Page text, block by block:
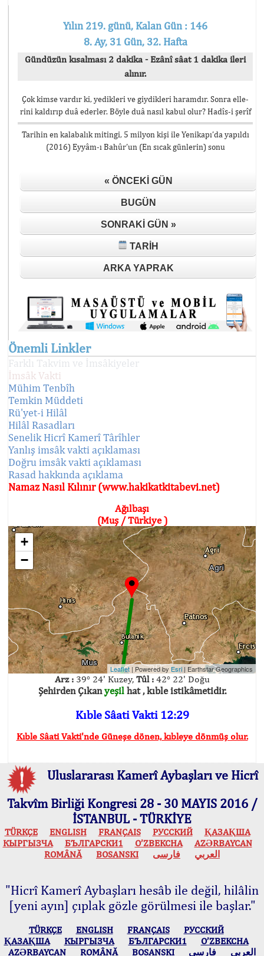
Yılın 219. günü, Kalan Gün : 146
8. Ay, 31 Gün, 32. Hafta
Gündüzün kısalması 2 dakika - Ezânî sâat 1 dakika ileri
alınır.
Çok kimse vardır ki, yedikleri ve giydikleri haramdır. Sonra elle-
rini kaldırıp duâ ederler. Böyle duâ nasıl kabul olur? Hadîs-i şerîf
Tarihin en kalabalık mitingi, 5 milyon kişi ile Yenikapı’da yapıldı
(2016) Eyyâm-ı Bahûr’un (En sıcak günlerin) sonu
« ÖNCEKI GÜN
BUGÜN
SONRAKI GÜN »
TARIH
ARKA YAPRAK
Önemli Linkler
Farklı Takvim ve İmsâkiyeler
İmsâk Vakti
Mühim Tenbîh
Temkin Müddeti
Rü'yet-i Hilâl
Hilâl Rasadları
Senelik Hicrî Kamerî Târîhler
Yanlış imsâk vakti açıklaması
Doğru imsâk vakti açıklaması
Rasad hakkında açıklama
Namaz Nasıl Kılınır (www.hakikatkitabevi.net)
Ağılbaşı
(Muş / Türkiye )
+
−
Leaflet | Powered by Esri | Earthstar Geographics
Arz :39° 24' Kuzey, Tûl :42° 22' Doğu
Şehirden Çıkanyeşilhat , kıble istikâmetidir.
Kıble Sâati Vakti 12:29
Kıble Sâati Vakti'nde Güneşe dönen, kıbleye dönmüş olur.
Uluslararası Kamerî Aybaşları ve Hicrî
Takvîm Birliği Kongresi 28 - 30 MAYIS 2016 /
İSTANBUL - TÜRKİYE
TÜRKÇE ENGLISH FRANÇAIS РУССКИЙ
ҚАЗАҚША
КЫPГЫЗЧA
БЪЛГАРСКИ1 O’ZBEKCHA
AZӘRBAYCAN
ROMÂNĂ
BOSANSKI العربي فارسی
"Hicrî Kamerî Aybaşları hesâb ile değil, hilâlin
[yeni ayın] çıplak gözle görülmesi ile başlar."
TÜRKÇE ENGLISH FRANÇAIS
РУССКИЙ
ҚАЗАҚША
КЫPГЫЗЧA БЪЛГАРСКИ1
O’ZBEKCHA
AZӘRBAYCAN
ROMÂNĂ BOSANSKI العربي فارسی